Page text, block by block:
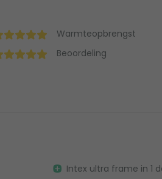
Warmteopbrengst
Beoordeling
Intex ultra frame in 1